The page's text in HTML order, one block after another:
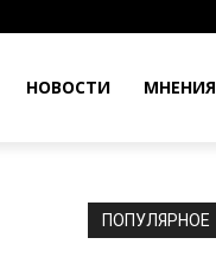
НОВОСТИ МНЕНИЯ
ПОПУЛЯРНОЕ